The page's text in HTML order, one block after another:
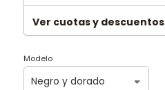
Ver cuotas y descuentos
Modelo